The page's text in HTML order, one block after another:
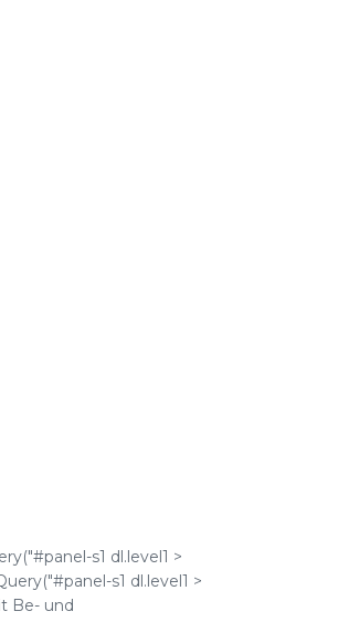
s1 dl.level1 >
s1 dl.level1 >
Be- und